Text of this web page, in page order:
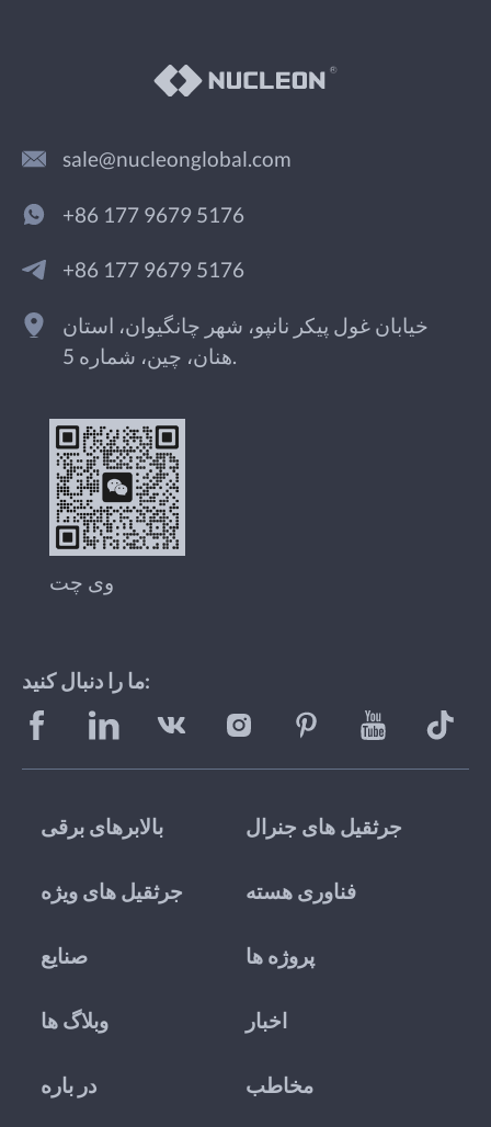
sale@nucleonglobal.com
+86 177 9679 5176
+86 177 9679 5176
خیابان غول پیکر نانپو، شهر چانگیوان، استان
هنان، چین، شماره 5.
وی چت
ما را دنبال کنید:
بالابرهای برقی جرثقیل های جنرال
جرثقیل های ویژه فناوری هسته
صنایع پروژه ها
وبلاگ ها اخبار
در باره مخاطب